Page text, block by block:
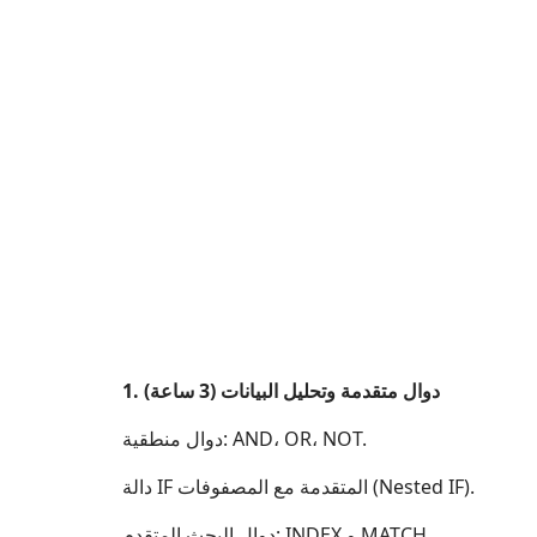
1. دوال متقدمة وتحليل البيانات (3 ساعة)
دوال منطقية: AND، OR، NOT.
دالة IF المتقدمة مع المصفوفات (Nested IF).